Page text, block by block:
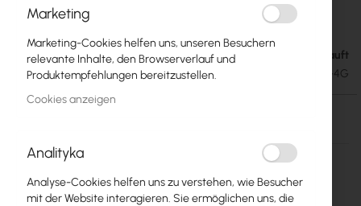
Zum
der
Bildgalerie
springen
Mikrotik SXT 4G kit (RBSXTR&R11e-4G)
115,16 €
93,63 €
Ausverkauft
SKU
RTB-RBSXTR_R11E-4G
Mehr
20
Marketing
Marketing-Cookies helfen uns, unseren Besuchern
relevante Inhalte, den Browserverlauf und
Produktempfehlungen bereitzustellen.
Cookies anzeigen
Analityka
Analyse-Cookies helfen uns zu verstehen, wie Besucher
mit der Website interagieren. Sie ermöglichen uns, die